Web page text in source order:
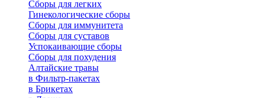
Сборы для легких
Гинекологические сборы
Сборы для иммунитета
Сборы для суставов
Успокаивающие сборы
Сборы для похудения
Алтайские травы
в Фильтр-пакетах
в Брикетах